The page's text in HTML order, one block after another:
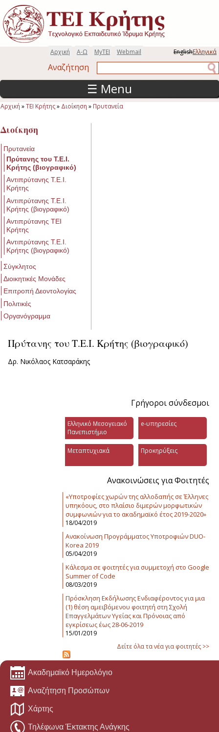
Παράκαμψη προς το κυρίως περιεχόμενο
EnglishΕλληνικά
Webmail
MyTEI
Α-Ω
Αρχική
Αναζήτηση
☰ Menu
Αρχική »ΤΕΙ Κρήτης» Διοίκηση » Πρυτανεία
Διοίκηση
Πρυτανεία
Πρύτανης του Τ.Ε.Ι.
Κρήτης (βιογραφικό)
Αντιπρύτανης Τ.Ε.Ι.
Κρήτης
Αντιπρύτανης Τ.Ε.Ι.
Κρήτης (βιογραφικό)
Αντιπρύτανης ΤΕΙ
Κρήτης
Αντιπρύτανης Τ.Ε.Ι.
Κρήτης (βιογραφικό)
Σύγκλητος
Διοικητικές Μονάδες
Επιτροπή Δεοντολογίας
Πολιτικές
Οργανόγραμμα
Πρύτανης του Τ.Ε.Ι. Κρήτης (βιογραφικό)
Δρ. Νικόλαος Κατσαράκης
Γρήγοροι σύνδεσμοι
Ελληνικό Μεσογειακό
Πανεπιστήμιο
e-υπηρεσίες
Μεταπτυχιακά Προκηρύξεις
Ανακοινώσεις για Φοιτητές
«Υποτροφίες χωρών της αλλοδαπής σε Έλληνες
υπηκόους, στο πλαίσιο διμερών μορφωτικών
συμφωνιών για το ακαδημαϊκό έτος 2019-2020»
18/04/2019
Ανακοίνωση Προγράμματος Υποτροφιών DUO-
Korea 2019
05/04/2019
Κάλεσμα σε φοιτητές για συμμετοχή στο Google
Summer of Code
08/03/2019
Πρόσκληση Εκδήλωσης Ενδιαφέροντος για μια
(1) θέση αμειβόμενου φοιτητή στη Σχολή
Επαγγελμάτων Υγείας και Πρόνοιας από
εγκρίσεως έως 28-06-2019
15/01/2019
Δείτε όλα τα νέα για φοιτητές >>
Ακαδημαϊκό Ημερολόγιο
Αναζήτηση Προσώπων
Χάρτης
Τηλέφωνα Έκτακτης Ανάγκης